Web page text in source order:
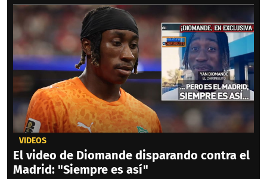
VIDEOS
El video de Diomande disparando contra el
Madrid: "Siempre es así"